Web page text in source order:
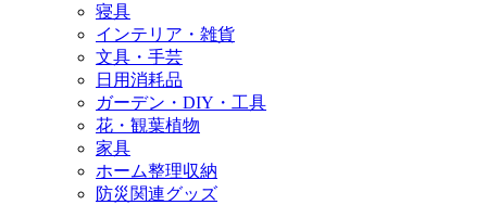
寝具
インテリア・雑貨
文具・手芸
日用消耗品
ガーデン・DIY・工具
花・観葉植物
家具
ホーム整理収納
防災関連グッズ